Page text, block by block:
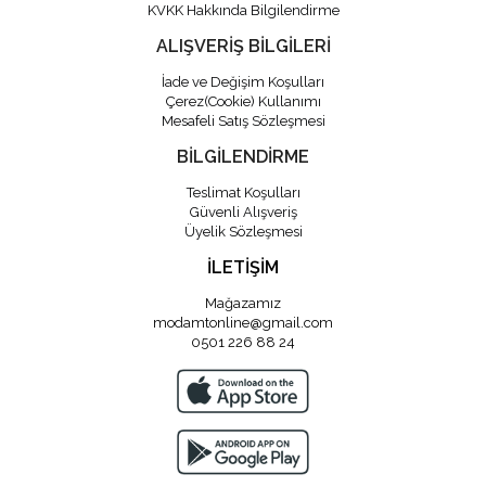
KVKK Hakkında Bilgilendirme
ALIŞVERİŞ BİLGİLERİ
İade ve Değişim Koşulları
Çerez(Cookie) Kullanımı
Mesafeli Satış Sözleşmesi
BİLGİLENDİRME
Teslimat Koşulları
Güvenli Alışveriş
Üyelik Sözleşmesi
İLETİŞİM
Mağazamız
modamtonline@gmail.com
0501 226 88 24